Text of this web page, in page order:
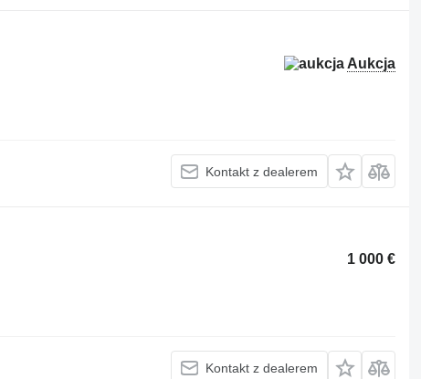
Aukcja
Kontakt z dealerem
1 000 €
Kontakt z dealerem